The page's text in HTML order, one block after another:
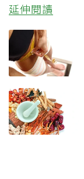
延伸閱讀